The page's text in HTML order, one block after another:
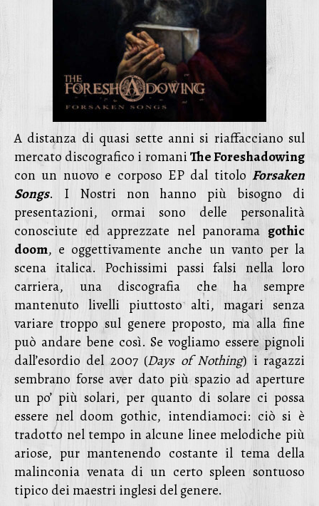
A distanza di quasi sette anni si riaffacciano sul
mercato discografico i romaniThe Foreshadowing
con un nuovo e corposo EP dal titoloForsaken
Songs. I Nostri non hanno più bisogno di
presentazioni, ormai sono delle personalità
conosciute ed apprezzate nel panorama gothic
doom, e oggettivamente anche un vanto per la
scena italica. Pochissimi passi falsi nella loro
carriera, una discografia che ha sempre
mantenuto livelli piuttosto alti, magari senza
variare troppo sul genere proposto, ma alla fine
può andare bene così. Se vogliamo essere pignoli
dall’esordio del 2007 (Days of Nothing) i ragazzi
sembrano forse aver dato più spazio ad aperture
un po’ più solari, per quanto di solare ci possa
essere nel doom gothic, intendiamoci: ciò si è
tradotto nel tempo in alcune linee melodiche più
ariose, pur mantenendo costante il tema della
malinconia venata di un certo spleen sontuoso
tipico dei maestri inglesi del genere.